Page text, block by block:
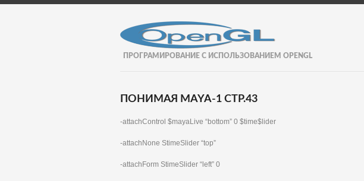
ПРОГРАМИРОВАНИЕ С ИСПОЛЬЗОВАНИЕМ OPENGL
ПОНИМАЯ MAYA-1 СТР.43
-attachControl $mayaLive “bottom” 0 $time$lider
-attachNone StimeSlider “top”
-attachForm StimeSlider “left” 0